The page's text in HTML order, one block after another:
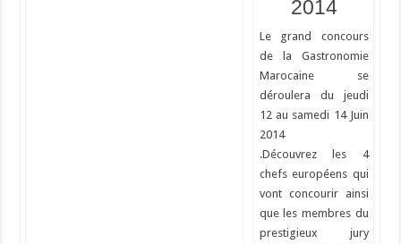
2014
Le grand concours
de la Gastronomie
Marocaine se
déroulera du jeudi
12 au samedi 14 Juin
2014
.Découvrez les 4
chefs européens qui
vont concourir ainsi
que les membres du
prestigieux jury